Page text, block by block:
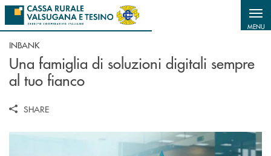
Salta al contenuto principale
MENU
INBANK
Una famiglia di soluzioni digitali sempre
al tuo fianco
SHARE